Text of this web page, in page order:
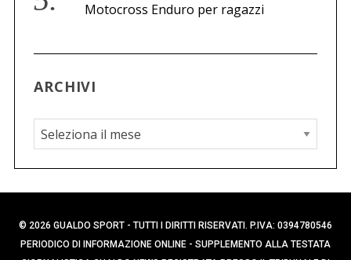
Motocross Enduro per ragazzi
ARCHIVI
A
r
c
h
i
v
© 2026 GUALDO SPORT - TUTTI I DIRITTI RISERVATI. P.IVA: 0394780546
PERIODICO DI INFORMAZIONE ONLINE - SUPPLEMENTO ALLA TESTATA